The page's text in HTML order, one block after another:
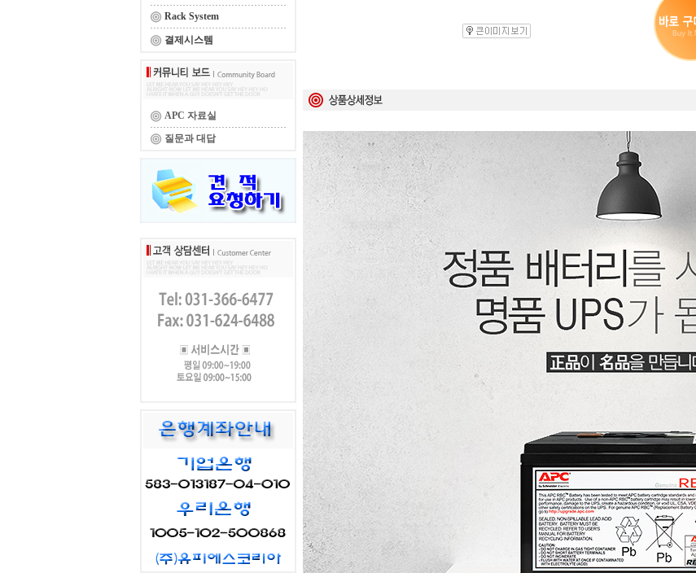
Rack System
결제시스템
APC 자료실
질문과 대답